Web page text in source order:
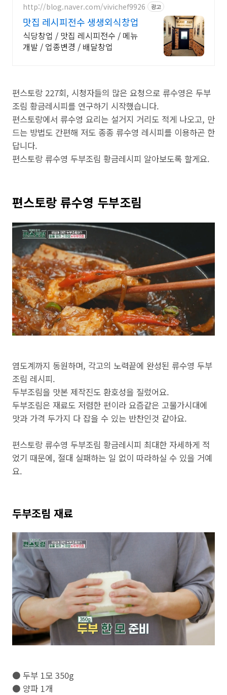
주문 내일 도착
http://blog.naver.com/vivichef9926 광고
맛집 레시피전수 생생외식창업
식당창업 / 맛집 레시피전수 / 메뉴
개발 / 업종변경 / 배달창업
편스토랑 227회, 시청자들의 많은 요청으로 류수영은 두부
조림 황금레시피를 연구하기 시작했습니다.
편스토랑에서 류수영 요리는 설거지 거리도 적게 나오고, 만
드는 방법도 간편해 저도 종종 류수영 레시피를 이용하곤 한
답니다.
편스토랑 류수영 두부조림 황금레시피 알아보도록 할게요.
편스토랑 류수영 두부조림
염도계까지 동원하며, 각고의 노력끝에 완성된 류수영 두부
조림 레시피.
두부조림을 맛본 제작진도 환호성을 질렀어요.
두부조림은 재료도 저렴한 편이라 요즘같은 고물가시대에
맛과 가격 두가지 다 잡을 수 있는 반찬인것 같아요.
편스토랑 류수영 두부조림 황금레시피 최대한 자세하게 적
었기 때문에, 절대 실패하는 일 없이 따라하실 수 있을 거예
요.
두부조림 재료
● 두부 1모 350g
● 양파 1개